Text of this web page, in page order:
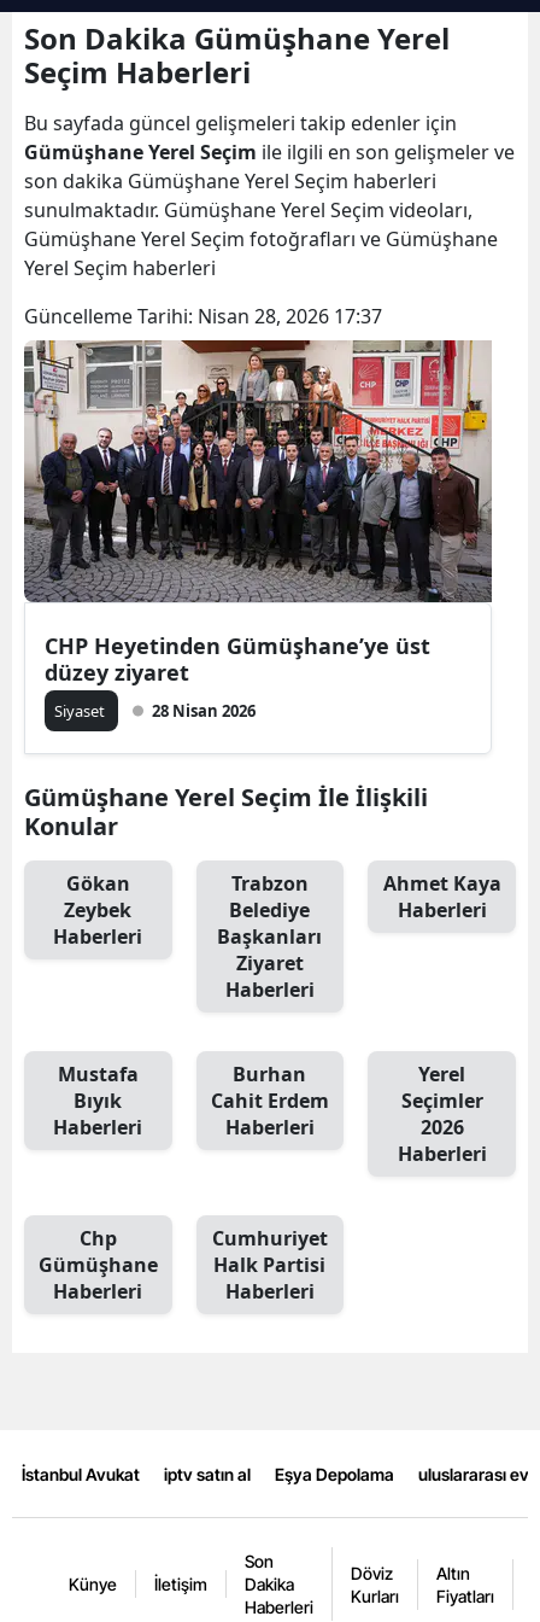
Bilecik
Bitlis
Bolu
Burdur
Çanakkale
Çankırı
Çorum
Denizli
Diyarbakır
Edirne
Giresun
Gümüşhane
Hakkari
Hatay
Isparta
Mersin
İzmir
Kars
Kastamonu
Kütahya
Son Dakika Gümüşhane Yerel
Seçim Haberleri
Bu sayfada güncel gelişmeleri takip edenler için
Gümüşhane Yerel Seçim ile ilgili en son gelişmeler ve
son dakika Gümüşhane Yerel Seçim haberleri
sunulmaktadır. Gümüşhane Yerel Seçim videoları,
Gümüşhane Yerel Seçim fotoğrafları ve Gümüşhane
Yerel Seçim haberleri
Güncelleme Tarihi: Nisan 28, 2026 17:37
CHP Heyetinden Gümüşhane’ye üst
düzey ziyaret
Siyaset 28 Nisan 2026
Gümüşhane Yerel Seçim İle İlişkili
Konular
Gökan
Zeybek
Haberleri
Trabzon
Belediye
Başkanları
Ziyaret
Haberleri
Ahmet Kaya
Haberleri
Mustafa
Bıyık
Haberleri
Burhan
Cahit Erdem
Haberleri
Yerel
Seçimler
2026
Haberleri
Chp
Gümüşhane
Haberleri
Cumhuriyet
Halk Partisi
Haberleri
İstanbul Avukat iptv satın al Eşya Depolama uluslararası
Künye İletişim
Son
Dakika
Haberleri
Döviz
Kurları
Altın
Fiyatları